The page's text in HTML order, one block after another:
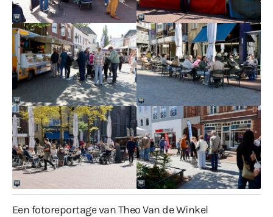
Een fotoreportage van Theo Van de Winkel